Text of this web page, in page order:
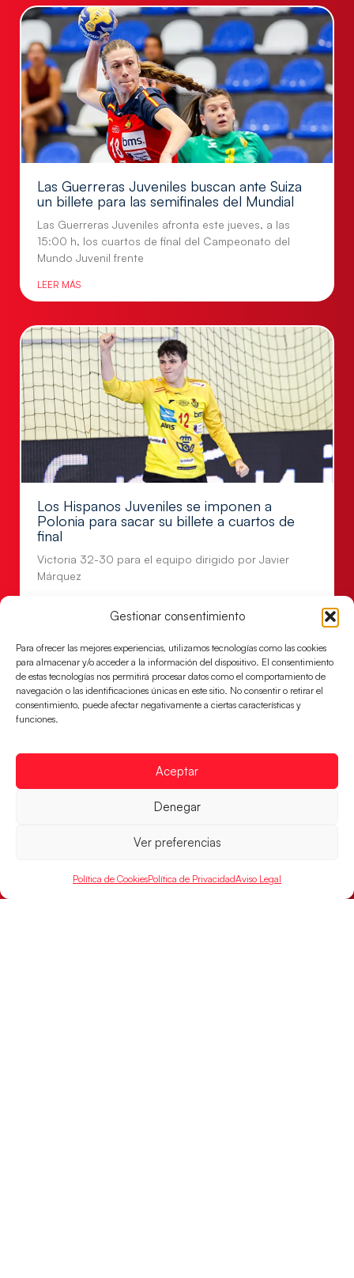
Gestionar consentimiento
Para ofrecer las mejores experiencias, utilizamos tecnologías como las cookies
para almacenar y/o acceder a la información del dispositivo. El consentimiento
de estas tecnologías nos permitirá procesar datos como el comportamiento de
navegación o las identificaciones únicas en este sitio. No consentir o retirar el
consentimiento, puede afectar negativamente a ciertas características y
funciones.
Aceptar
Denegar
Ver preferencias
Política de CookiesPolítica de PrivacidadAviso Legal
Las Guerreras Juveniles buscan ante Suiza
un billete para las semifinales del Mundial
Las Guerreras Juveniles afronta este jueves, a las
15:00 h, los cuartos de final del Campeonato del
Mundo Juvenil frente
LEER MÁS
Los Hispanos Juveniles se imponen a
Polonia para sacar su billete a cuartos de
final
Victoria 32-30 para el equipo dirigido por Javier
Márquez
en la Main Round
Montenegro, y el jueves disputarán los cuartos de